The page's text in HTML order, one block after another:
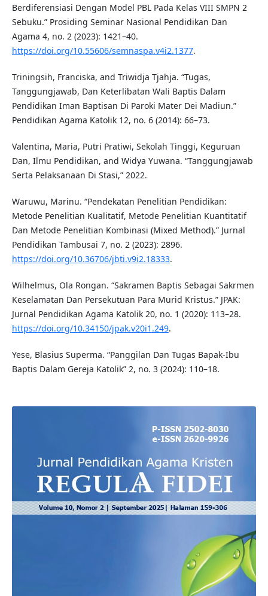
Berdiferensiasi Dengan Model PBL Pada Kelas VIII SMPN 2
Sebuku.” Prosiding Seminar Nasional Pendidikan Dan
Agama 4, no. 2 (2023): 1421–40.
https://doi.org/10.55606/semnaspa.v4i2.1377.
Triningsih, Franciska, and Triwidja Tjahja. “Tugas,
Tanggungjawab, Dan Keterlibatan Wali Baptis Dalam
Pendidikan Iman Baptisan Di Paroki Mater Dei Madiun.”
Pendidikan Agama Katolik 12, no. 6 (2014): 66–73.
Valentina, Maria, Putri Pratiwi, Sekolah Tinggi, Keguruan
Dan, Ilmu Pendidikan, and Widya Yuwana. “Tanggungjawab
Serta Pelaksanaan Di Stasi,” 2022.
Waruwu, Marinu. “Pendekatan Penelitian Pendidikan:
Metode Penelitian Kualitatif, Metode Penelitian Kuantitatif
Dan Metode Penelitian Kombinasi (Mixed Method).” Jurnal
Pendidikan Tambusai 7, no. 2 (2023): 2896.
https://doi.org/10.36706/jbti.v9i2.18333.
Wilhelmus, Ola Rongan. “Sakramen Baptis Sebagai Sakrmen
Keselamatan Dan Persekutuan Para Murid Kristus.” JPAK:
Jurnal Pendidikan Agama Katolik 20, no. 1 (2020): 113–28.
https://doi.org/10.34150/jpak.v20i1.249.
Yese, Blasius Superma. “Panggilan Dan Tugas Bapak-Ibu
Baptis Dalam Gereja Katolik” 2, no. 3 (2024): 110–18.